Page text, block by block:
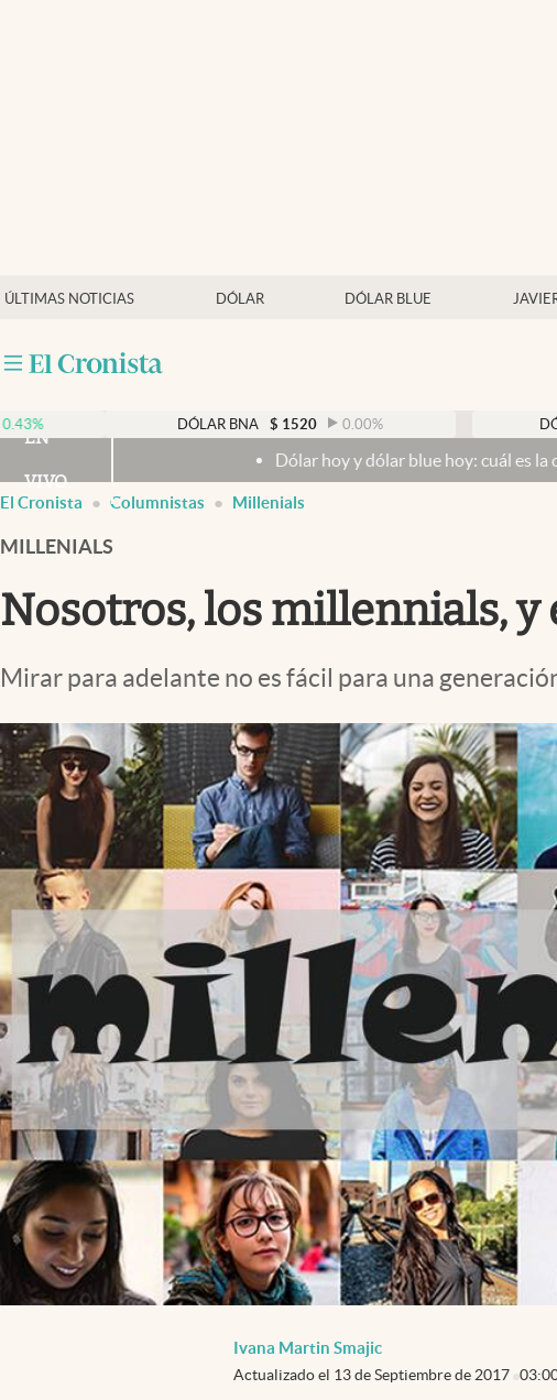
ÚLTIMAS NOTICIAS DÓLAR DÓLAR BLUE
Mercados Online
Otras secciones
Infotechnology
Clase
Clima
Mundial 2026
Eventos Corporativos
Mediakit
abre en nueva pestaña
DÓLAR BNA $ 1520 0.00% DÓLAR
EN
VIVO
Dólar hoy y dólar blue hoy: cuál es la
El Cronista Columnistas Millenials
MILLENIALS
Nosotros, los millennials,
Mirar para adelante no es fácil para una
Ivana Martin Smajic
Actualizado el 13 de Septiembre de 2017